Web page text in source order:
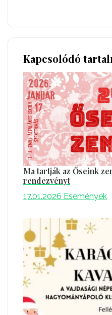
Kapcsolódó
Ma tartják az Őseink
rendezvényt
17.01.2026 Események